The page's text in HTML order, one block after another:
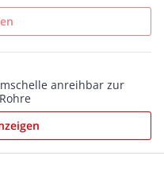
anreihbar zur